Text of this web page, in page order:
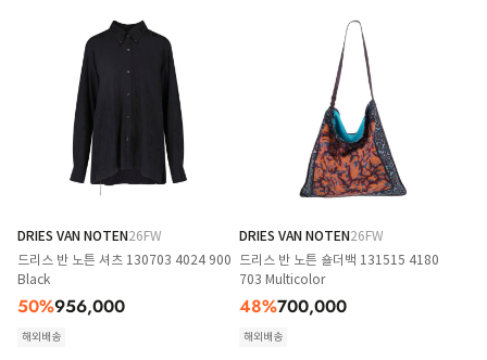
DRIES VAN NOTEN26FW
드리스 반 노튼 셔츠 130703 4024 900
Black
50%956,000
해외배송
DRIES VAN NOTEN26FW
드리스 반 노튼 숄더백 131515 4180
703 Multicolor
48%700,000
해외배송